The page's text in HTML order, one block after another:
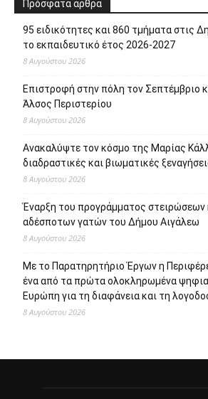
Πρόσφατα άρθρα
95 ειδικότητες και 860 τμήματα στις
το εκπαιδευτικό έτος 2026-2027
8 Αυγούστου 2026
Επιστροφή στην πόλη τον Σεπτέμβριο
Άλσος Περιστερίου
8 Αυγούστου 2026
Ανακαλύψτε τον κόσμο της Μαρίας
διαδραστικές και βιωματικές
8 Αυγούστου 2026
Έναρξη του προγράμματος στειρώσεων
αδέσποτων γατών του Δήμου Αιγάλεω
8 Αυγούστου 2026
Με το Παρατηρητήριο Έργων η
ένα από τα πρώτα ολοκληρωμένα
Ευρώπη για τη διαφάνεια και τη
8 Αυγούστου 2026